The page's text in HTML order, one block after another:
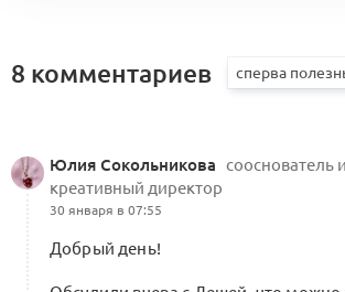
8 комментариев
Юлия Сокольникова сооснователь и
креативный директор
30 января в 07:55
Добрый день!